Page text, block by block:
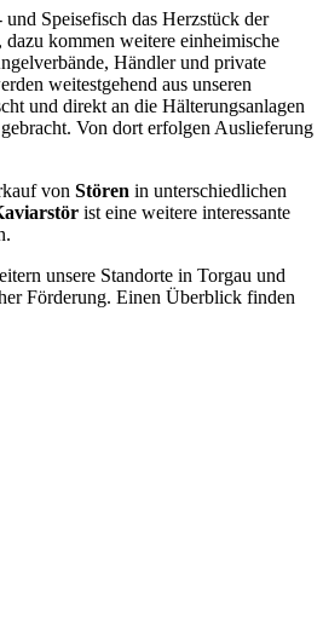
und Speisefisch das Herzstück der
kommen weitere einheimische
Händler und private
weitestgehend aus unseren
und direkt an die Hälterungsanlagen
Von dort erfolgen Auslieferung
von Stören in unterschiedlichen
ist eine weitere interessante
unsere Standorte in Torgau und
Förderung. Einen Überblick finden